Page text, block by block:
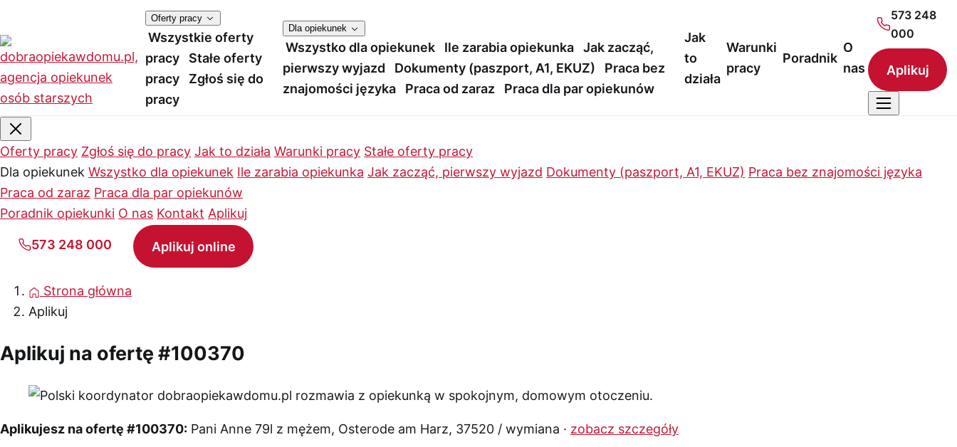
Oferty pracy
Wszystkie oferty
pracy
Stałe oferty
pracy
Zgłoś się do
pracy
Dla opiekunek
Wszystko dla opiekunek Ile zarabia opiekunka
Jak zacząć,
pierwszy wyjazd
Dokumenty (paszport, A1, EKUZ)
Praca bez
znajomości języka
Praca od zaraz Praca dla par opiekunów
Jak
to
działa
Warunki
pracy
Poradnik
O
nas
573 248
000
Aplikuj
Oferty pracy Zgłoś się do pracy Jak to działa Warunki pracy Stałe oferty pracy
Dla opiekunek Wszystko dla opiekunek Ile zarabia opiekunka Jak zacząć, pierwszy wyjazd Dokumenty (paszport, A1, EKUZ) Praca bez znajomości języka
Praca od zaraz Praca dla par opiekunów
Poradnik opiekunki O nas Kontakt Aplikuj
573 248 000 Aplikuj online
Strona główna
Aplikuj
Aplikuj na ofertę #100370
Aplikujesz na ofertę #100370: Pani Anne 79l z mężem, Osterode am Harz, 37520 / wymiana · zobacz szczegóły